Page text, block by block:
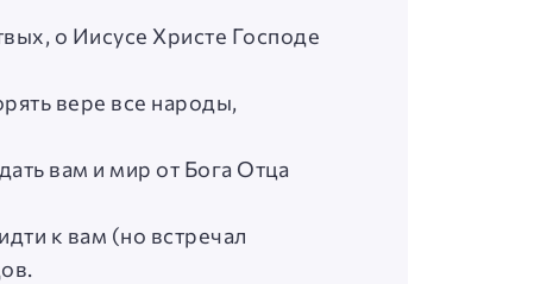
о Иисусе Христе Господе
вере все народы,
вам и мир от Бога Отца
к вам (но встречал